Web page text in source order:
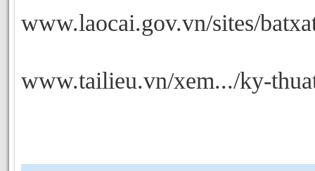
www.laocai.gov.vn/sites/
www.tailieu.vn/xem.../ky-